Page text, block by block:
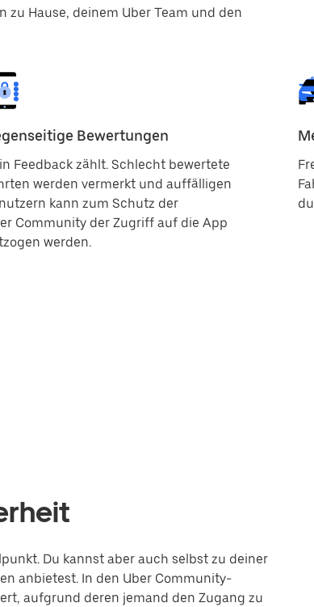
Hause, deinem Uber Team und den
Bewertungen
Feedback zählt. Schlecht bewertete
werden vermerkt und auffälligen
kann zum Schutz der
Community der Zugriff auf die App
werden.
Du kannst aber auch selbst zu deiner
anbietest. In den Uber Community-
aufgrund deren jemand den Zugang zu